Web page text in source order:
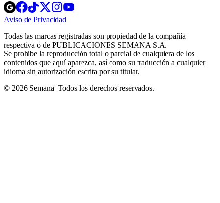
Opens
in
new
Opens
in
new
Opens
in
new
window
Opens
new
windowwindow
Aviso de Privacidad
new
window
Todas las marcas registradas son propiedad de la compañía
respectiva o de PUBLICACIONES SEMANA S.A.
Se prohíbe la reproducción total o parcial de cualquiera de los
contenidos que aquí aparezca, así como su traducción a cualquier
idioma sin autorización escrita por su titular.
© 2026 Semana. Todos los derechos reservados.